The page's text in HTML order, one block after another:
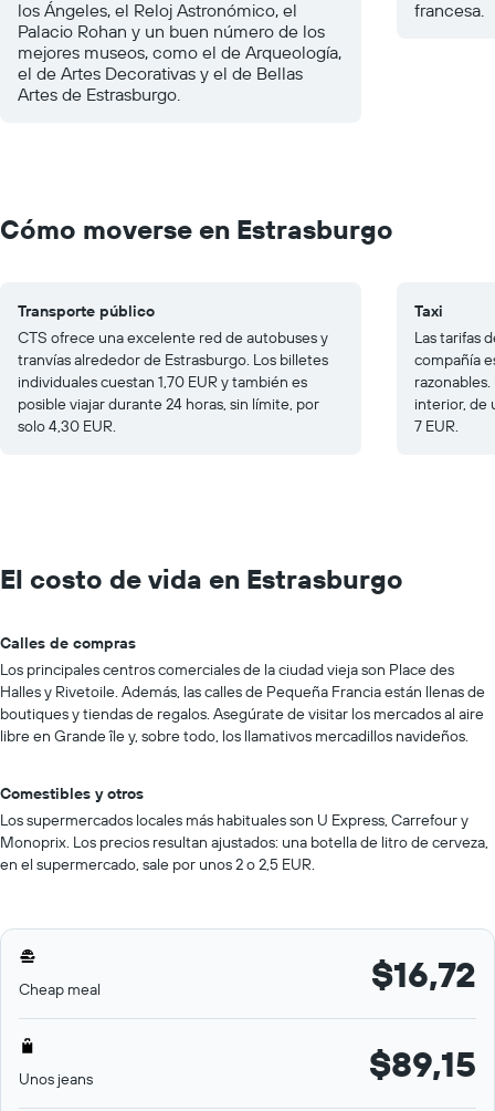
los Ángeles, el Reloj Astronómico, el
Palacio Rohan y un buen número de los
mejores museos, como el de Arqueología,
el de Artes Decorativas y el de Bellas
Artes de Estrasburgo.
francesa.
Cómo moverse en Estrasburgo
Transporte público
CTS ofrece una excelente red de autobuses y
tranvías alrededor de Estrasburgo. Los billetes
individuales cuestan 1,70 EUR y también es
posible viajar durante 24 horas, sin límite, por
solo 4,30 EUR.
Taxi
Las tarifas
compañía
interior, de
7 EUR.
El costo de vida en Estrasburgo
Calles de compras
Los principales centros comerciales de la ciudad vieja son Place des
Halles y Rivetoile. Además, las calles de Pequeña Francia están llenas de
boutiques y tiendas de regalos. Asegúrate de visitar los mercados al aire
libre en Grande île y, sobre todo, los llamativos mercadillos navideños.
Comestibles y otros
Los supermercados locales más habituales son U Express, Carrefour y
Monoprix. Los precios resultan ajustados: una botella de litro de cerveza,
en el supermercado, sale por unos 2 o 2,5 EUR.
Cheap meal $16,72
Unos jeans $89,15